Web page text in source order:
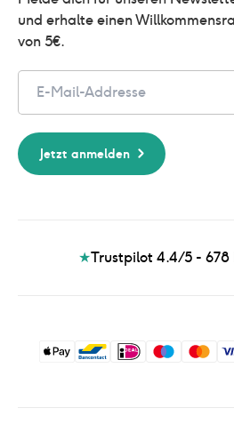
und erhalte einen
von 5€.
Email
Jetzt anmelden
★Trustpilot 4.4/5 - 678